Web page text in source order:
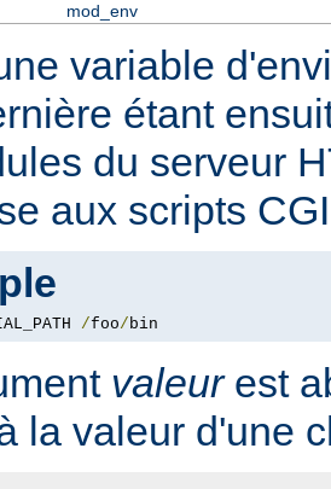
mod_env
variable
étant
du serveur
aux scripts
/foo/bin
valeurest
la valeur d'une